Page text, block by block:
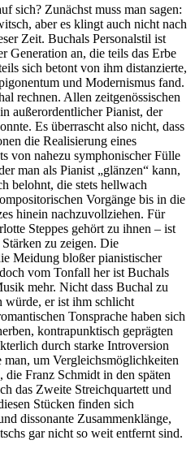
sich? Zunächst muss man sagen:
aber es klingt auch nicht nach
Zeit. Buchals Personalstil ist
Generation an, die teils das Erbe
sich betont von ihm distanzierte,
und Modernismus fand.
rechnen. Allen zeitgenössischen
außerordentlicher Pianist, der
Es überrascht also nicht, dass
die Realisierung eines
von nahezu symphonischer Fülle
man als Pianist „glänzen“ kann,
belohnt, die stets hellwach
Vorgänge bis in die
hinein nachzuvollziehen. Für
Steppes gehört zu ihnen – ist
zu zeigen. Die
Meidung bloßer pianistischer
vom Tonfall her ist Buchals
mehr. Nicht dass Buchal zu
würde, er ist ihm schlicht
Tonsprache haben sich
kontrapunktisch geprägten
durch starke Introversion
man, um Vergleichsmöglichkeiten
Franz Schmidt in den späten
das Zweite Streichquartett und
Stücken finden sich
dissonante Zusammenklänge,
gar nicht so weit entfernt sind.